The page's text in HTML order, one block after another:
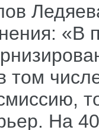
«В
том
На